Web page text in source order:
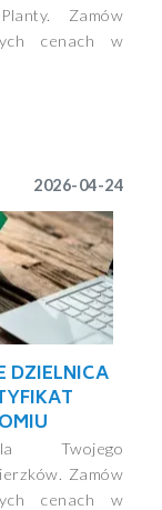
Zamów
cenach w
2026-04-24
DZIELNICA
Twojego
Zamów
cenach w